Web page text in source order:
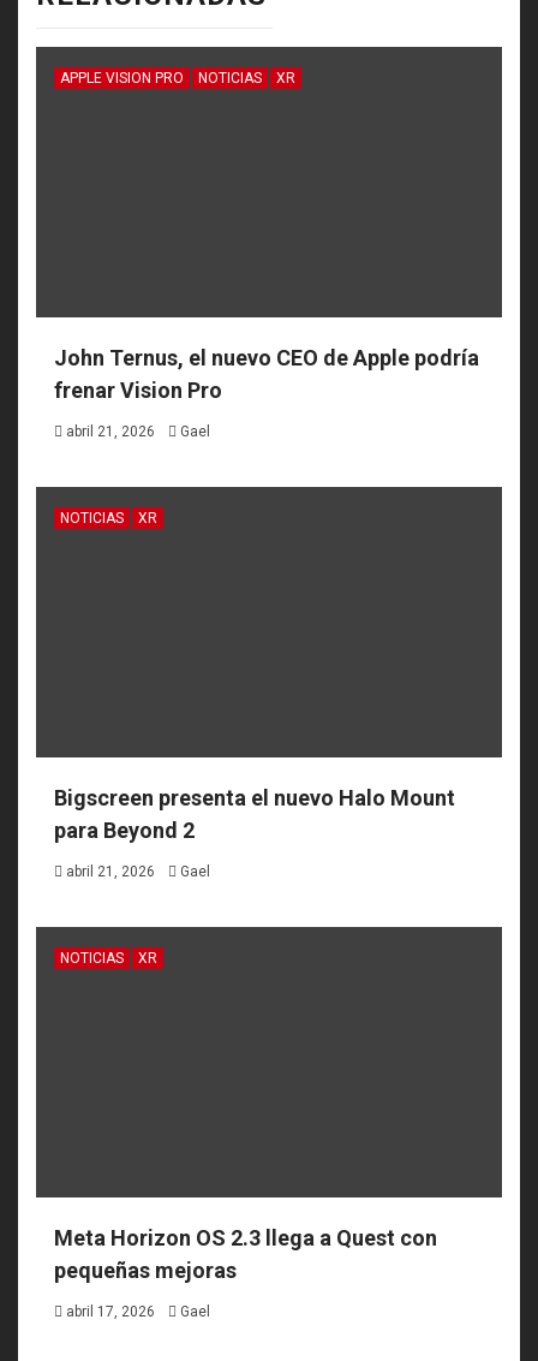
APPLE VISION PRO NOTICIAS XR
John Ternus, el nuevo CEO de Apple podría
frenar Vision Pro
abril 21, 2026 Gael
NOTICIAS XR
Bigscreen presenta el nuevo Halo Mount
para Beyond 2
abril 21, 2026 Gael
NOTICIAS XR
Meta Horizon OS 2.3 llega a Quest con
pequeñas mejoras
abril 17, 2026 Gael